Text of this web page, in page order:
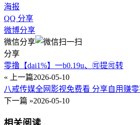
海报
QQ 分享
微博分享
微信分享
分享
零撸【dai1%】一b0.19u、🉑提🉑转
« 上一篇2026-05-10
八戒传媒全网影视免费看 分享自用赚零
下一篇 »2026-05-10
相关阅读